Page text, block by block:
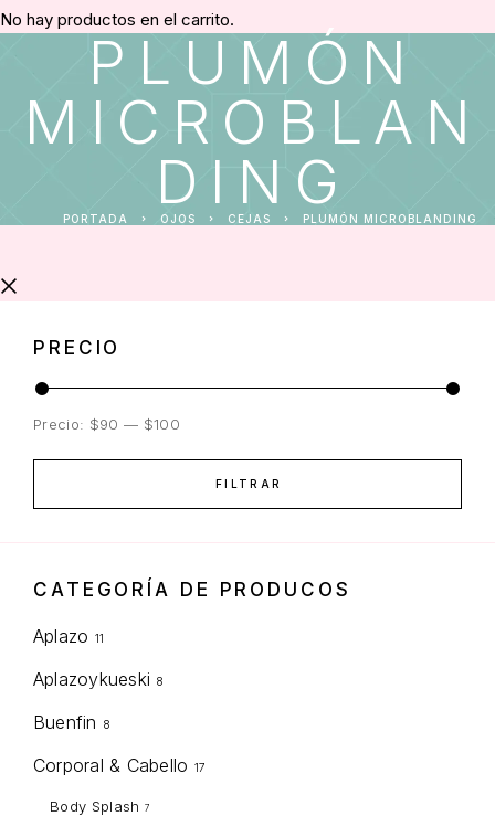
No hay productos en el carrito.
PLUMÓN
MICROBLAN
DING
PORTADA OJOS CEJAS PLUMÓN MICROBLANDING
PRECIO
FILTRAR
Precio: $90 — $100
CATEGORÍA DE PRODUCOS
Aplazo 11
Aplazoykueski 8
Buenfin 8
Corporal & Cabello 17
Body Splash 7